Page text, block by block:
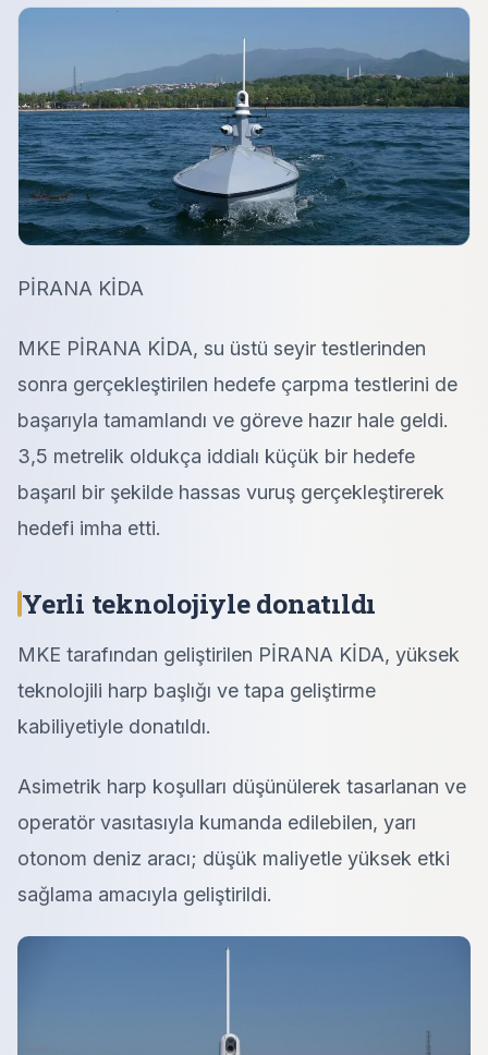
PİRANA KİDA
MKE PİRANA KİDA, su üstü seyir testlerinden
sonra gerçekleştirilen hedefe çarpma testlerini de
başarıyla tamamlandı ve göreve hazır hale geldi.
3,5 metrelik oldukça iddialı küçük bir hedefe
başarıl bir şekilde hassas vuruş gerçekleştirerek
hedefi imha etti.
Yerli teknolojiyle donatıldı
MKE tarafından geliştirilen PİRANA KİDA, yüksek
teknolojili harp başlığı ve tapa geliştirme
kabiliyetiyle donatıldı.
Asimetrik harp koşulları düşünülerek tasarlanan ve
operatör vasıtasıyla kumanda edilebilen, yarı
otonom deniz aracı; düşük maliyetle yüksek etki
sağlama amacıyla geliştirildi.